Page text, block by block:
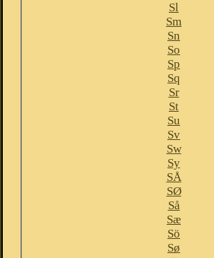
Sl
Sm
Sn
So
Sp
Sq
Sr
St
Su
Sv
Sw
Sy
SÅ
SØ
Så
Sæ
Sö
Sø